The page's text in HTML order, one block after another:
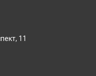
в
в
в
11